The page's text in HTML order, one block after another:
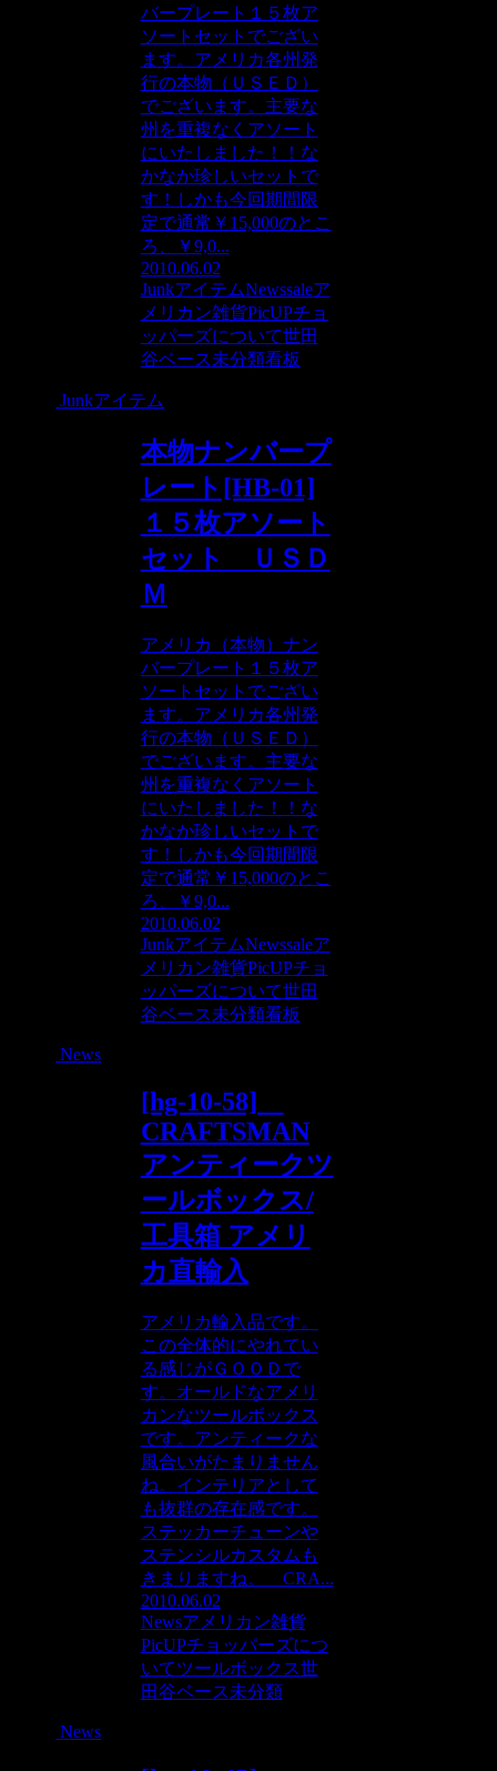
バープレート１５枚ア
ソートセットでござい
ます。アメリカ各州発
行の本物（ＵＳＥＤ）
でございます。主要な
州を重複なくアソート
にいたしました！！な
かなか珍しいセットで
す！しかも今回期間限
定で通常￥15,000のとこ
ろ、￥9,0...
2010.06.02
JunkアイテムNewssaleア
メリカン雑貨PicUPチョ
ッパーズについて世田
谷ベース未分類看板
Junkアイテム
本物ナンバープ
レート[HB-01]
１５枚アソート
セット ＵＳＤ
Ｍ
アメリカ（本物）ナン
バープレート１５枚ア
ソートセットでござい
ます。アメリカ各州発
行の本物（ＵＳＥＤ）
でございます。主要な
州を重複なくアソート
にいたしました！！な
かなか珍しいセットで
す！しかも今回期間限
定で通常￥15,000のとこ
ろ、￥9,0...
2010.06.02
JunkアイテムNewssaleア
メリカン雑貨PicUPチョ
ッパーズについて世田
谷ベース未分類看板
News
[hg-10-58]
CRAFTSMAN
アンティークツ
ールボックス/
工具箱 アメリ
カ直輸入
アメリカ輸入品です。
この全体的にやれてい
る感じがＧＯＯＤで
す。オールドなアメリ
カンなツールボックス
です。アンティークな
風合いがたまりません
ね。インテリアとして
も抜群の存在感です。
ステッカーチューンや
ステンシルカスタムも
きまりますね。 CRA...
2010.06.02
Newsアメリカン雑貨
PicUPチョッパーズにつ
いてツールボックス世
田谷ベース未分類
News